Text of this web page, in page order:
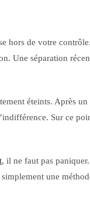
hors de votre
Une séparation
éteints. Après
Sur ce
, il ne faut pas paniquer.
une